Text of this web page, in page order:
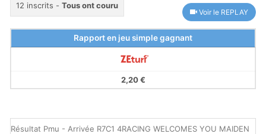
12 inscrits - Tous ont couru
Voir le REPLAY
Rapport en jeu simple gagnant
2,20 €
Résultat Pmu - Arrivée R7C1 4RACING WELCOMES YOU MAIDEN